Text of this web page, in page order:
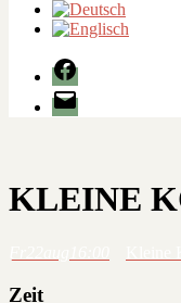
Facebook
E-
Mail
KLEINE
Zeit